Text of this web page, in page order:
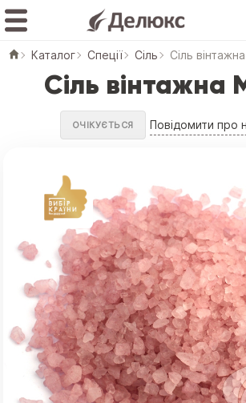
Каталог Спеції Сіль Сіль
Сіль вінтажна
ОЧІКУЄТЬСЯ Повідомити про